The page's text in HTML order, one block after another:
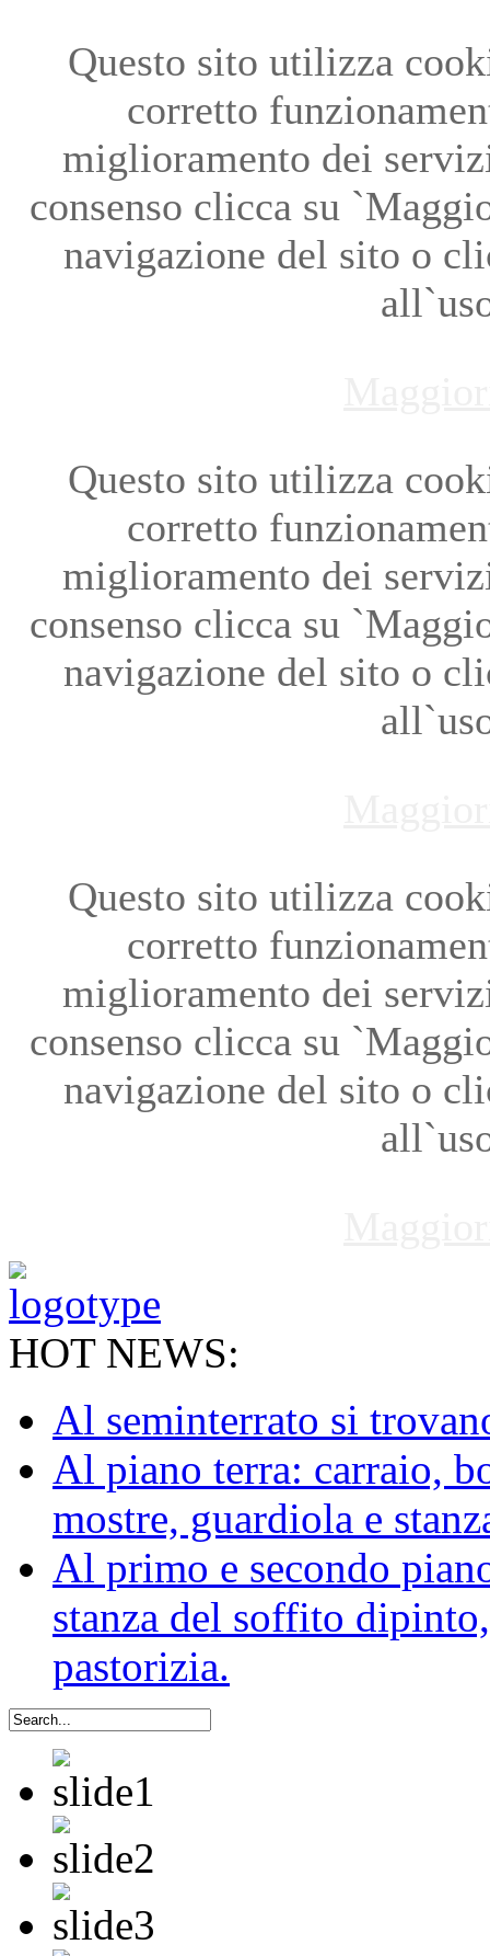
Questo sito utilizza
corretto
miglioramento dei
consenso clicca su
navigazione del sito o
Questo sito utilizza
corretto
miglioramento dei
consenso clicca su
navigazione del sito o
Questo sito utilizza
corretto
miglioramento dei
consenso clicca su
navigazione del sito o
HOT NEWS:
Al seminterrato si
Al piano terra: carraio,
mostre, guardiola e
Al primo e secondo
stanza del soffito
pastorizia.